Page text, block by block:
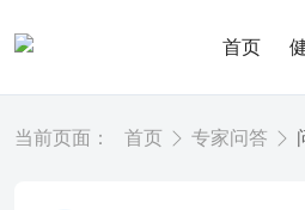
首页
当前页面： 首页 专家问答